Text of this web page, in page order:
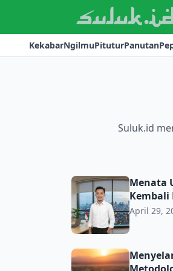
KekabarNgilmuPituturPanutan
Suluk.id
Menata Ulang Arah,
Menata
Kembali
April 29,
Menyelami Samudra